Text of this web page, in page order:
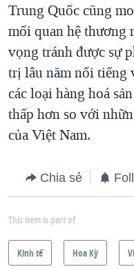
Trung Quốc cũng
mối quan hệ thương
vọng tránh được sự
trị lâu năm nổi tiếng
các loại hàng hoá
thấp hơn so với
của Việt Nam.
Chia sẻ
This item is part of
Kinh tế Hoa Kỳ